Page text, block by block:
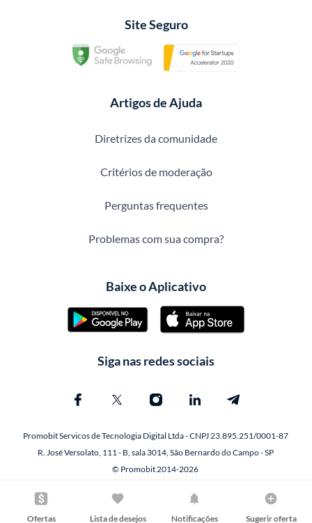
Ofertas Lista de desejos Notificações Sugerir oferta
Site Seguro
Artigos de Ajuda
Diretrizes da comunidade
Critérios de moderação
Perguntas frequentes
Problemas com sua compra?
Baixe o Aplicativo
Siga nas redes sociais
Promobit Servicos de Tecnologia Digital Ltda - CNPJ 23.895.251/0001-87
R. José Versolato, 111 - B, sala 3014, São Bernardo do Campo - SP
© Promobit 2014-2026